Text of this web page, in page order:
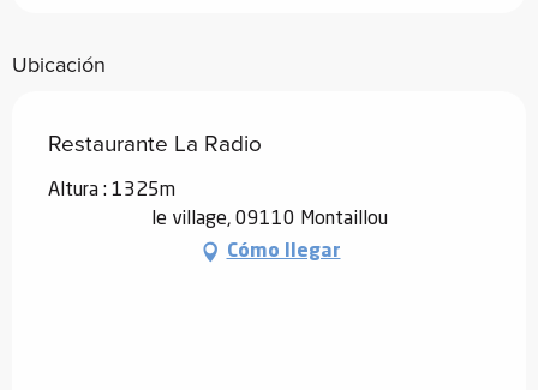
Ubicación
Restaurante La Radio
Altura : 1325m
le village, 09110 Montaillou
Cómo llegar